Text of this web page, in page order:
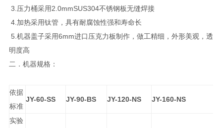
3.压力桶采用2.0mmSUS304不锈钢板无缝焊接
4.加热采用钛管，具有耐腐蚀性强和寿命长
5.机器盖子采用6mm进口压克力板制作，做工精细，外形美观，透
明度高
二．机器规格：
依据
标准
JY-60-SS JY-90-BS JY-120-NS JY-160-NS
实验